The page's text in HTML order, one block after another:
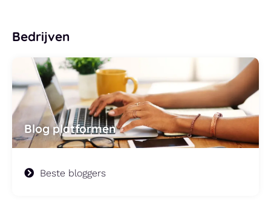
Bedrijven
Blog platformen
Beste bloggers